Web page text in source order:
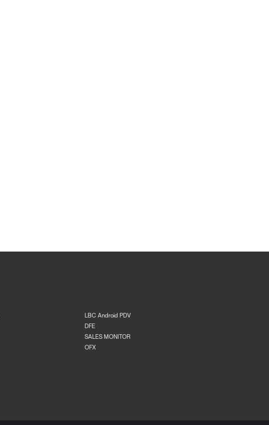
LBC Android PDV
DFE
SALES MONITOR
OFX